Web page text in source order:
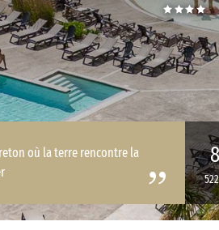
où la terre rencontre la
8